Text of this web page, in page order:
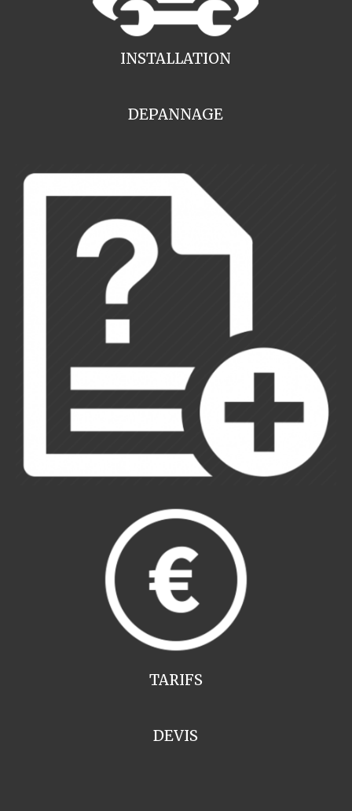
INSTALLATION
DEPANNAGE
TARIFS
DEVIS